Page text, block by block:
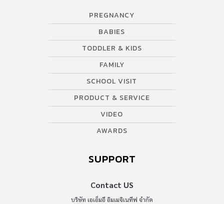
PREGNANCY
BABIES
TODDLER & KIDS
FAMILY
SCHOOL VISIT
PRODUCT & SERVICE
VIDEO
AWARDS
SUPPORT
Contact US
บริษัท เอเอ็มอี อิมเมจิเนทีฟ จำกัด